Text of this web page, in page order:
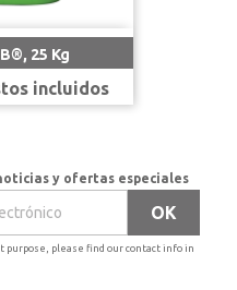
25 Kg
incluidos
y ofertas especiales
purpose, please find our contact info in